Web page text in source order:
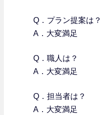
Q．プラン提案は？
A．大変満足
Q．職人は？
A．大変満足
Q．担当者は？
A．大変満足